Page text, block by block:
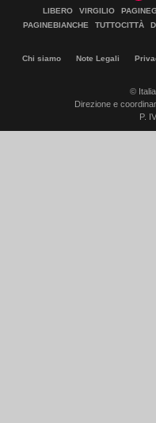
LIBERO VIRGILIO
PAGINEBIANCHE
TUTTOCITTÀ
Chi siamo Note Legali
©
Direzione e
P.